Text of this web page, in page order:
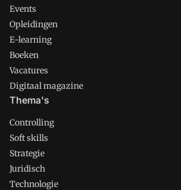
Events
Opleidingen
E-learning
Boeken
Vacatures
Digitaal magazine
Thema's
Controlling
Soft skills
Strategie
Juridisch
Technologie